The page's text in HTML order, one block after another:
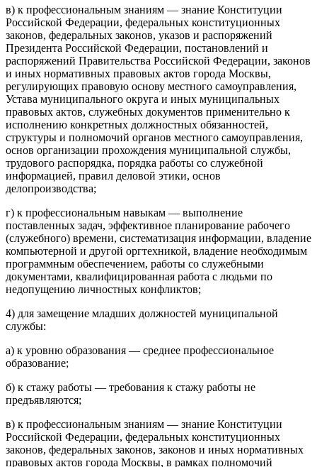
в) к профессиональным знаниям — знание Конституции
Российской Федерации, федеральных конституционных
законов, федеральных законов, указов и распоряжений
Президента Российской Федерации, постановлений и
распоряжений Правительства Российской Федерации, законов
и иных нормативных правовых актов города Москвы,
регулирующих правовую основу местного самоуправления,
Устава муниципального округа и иных муниципальных
правовых актов, служебных документов применительно к
исполнению конкретных должностных обязанностей,
структуры и полномочий органов местного самоуправления,
основ организации прохождения муниципальной службы,
трудового распорядка, порядка работы со служебной
информацией, правил деловой этики, основ
делопроизводства;
г) к профессиональным навыкам — выполнение
поставленных задач, эффективное планирование рабочего
(служебного) времени, систематизация информации, владение
компьютерной и другой оргтехникой, владение необходимым
программным обеспечением, работы со служебными
документами, квалифицированная работа с людьми по
недопущению личностных конфликтов;
4) для замещение младших должностей муниципальной
службы:
а) к уровню образования — среднее профессиональное
образование;
б) к стажу работы — требования к стажу работы не
предъявляются;
в) к профессиональным знаниям — знание Конституции
Российской Федерации, федеральных конституционных
законов, федеральных законов, законов и иных нормативных
правовых актов города Москвы, в рамках полномочий